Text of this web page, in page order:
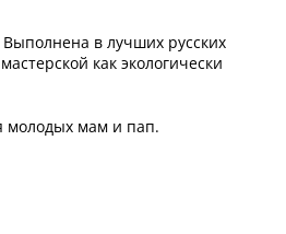
в лучших русских
как экологически
молодых мам и пап.